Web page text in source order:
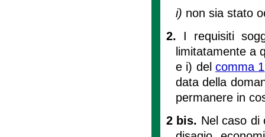
i) non sia stato
2. I requisiti
limitatamente a
e i) del comma 1
data della
permanere in
2 bis. Nel caso di